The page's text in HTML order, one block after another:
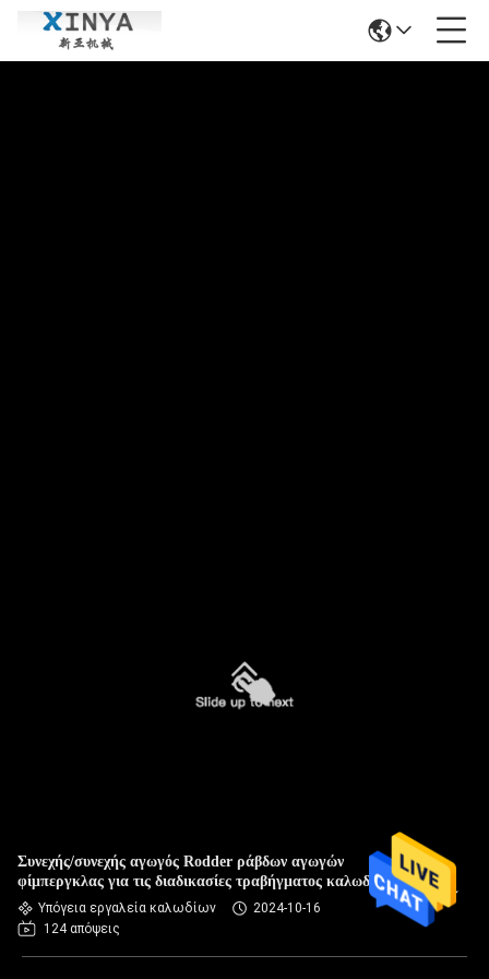
Συνεχής/συνεχής αγωγός Rodder ράβδων αγωγών
φίμπεργκλας για τις διαδικασίες τραβήγματος καλωδίων
Υπόγεια εργαλεία καλωδίων
2024-10-16
124 απόψεις